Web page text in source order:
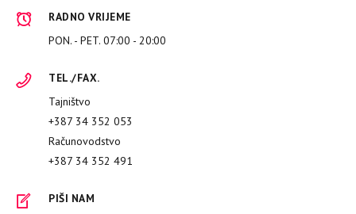
RADNO VRIJEME
PON. - PET. 07:00 - 20:00
TEL./FAX.
Tajništvo
+387 34 352 053
Računovodstvo
+387 34 352 491
PIŠI NAM